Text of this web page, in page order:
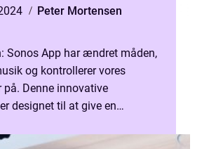
Peter Mortensen
Sonos App har ændret måden,
og kontrollerer vores
på. Denne innovative
designet til at give en